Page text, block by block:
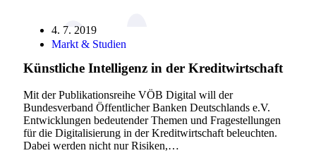
4. 7. 2019
Markt & Studien
Künstliche Intelligenz in der Kreditwirtschaft
Mit der Publikationsreihe VÖB Digital will der
Bundesverband Öffentlicher Banken Deutschlands e.V.
Entwicklungen bedeutender Themen und Fragestellungen
für die Digitalisierung in der Kreditwirtschaft beleuchten.
Dabei werden nicht nur Risiken,…